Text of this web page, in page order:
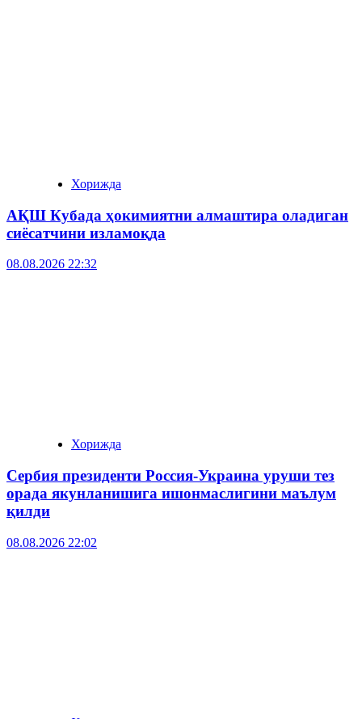
Хорижда
АҚШ Кубада ҳокимиятни алмаштира оладиган
сиёсатчини изламоқда
08.08.2026 22:32
Хорижда
Сербия президенти Россия-Украина уруши тез
орада якунланишига ишонмаслигини маълум
қилди
08.08.2026 22:02